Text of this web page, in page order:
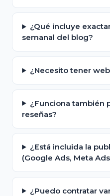
¿Qué incluye
semanal del blog?
¿Necesito tener
¿Funciona también
reseñas?
¿Está incluida la
(Google Ads, Meta
¿Puedo contratar